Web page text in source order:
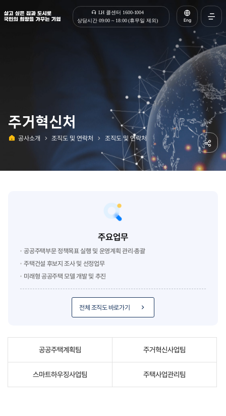
살고 싶은 집과 도시로 국민의 희망을 가꾸는 기업 | 한국토지주택공사
LH 콜센터 1600-1004
상담시간 09:00 ~ 18:00 (휴무일 제외)
Eng
전체
열기
주거혁신처
공사소개 조직도 및 연락처 조직도 및 연락처
공유
주요업무
공공주택부문 정책목표 실행 및 운영계획 관리·총괄
주택건설 후보지 조사 및 선정업무
미래형 공공주택 모델 개발 및 추진
전체 조직도 바로가기
공공주택계획팀 주거혁신사업팀
스마트하우징사업팀 주택사업관리팀